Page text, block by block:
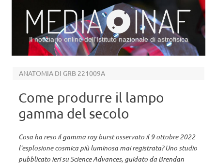
Il notiziario online dell’Istituto nazionale di astrofisica
ANATOMIA DI GRB 221009A
Come produrre il lampo
gamma del secolo
Cosa ha reso il gamma ray burst osservato il 9 ottobre 2022
l’esplosione cosmica più luminosa mai registrata? Uno studio
pubblicato ieri su Science Advances, guidato da Brendan